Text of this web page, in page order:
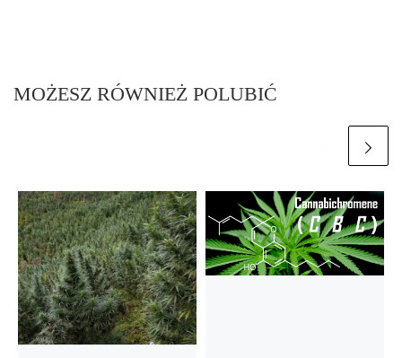
MOŻESZ RÓWNIEŻ POLUBIĆ